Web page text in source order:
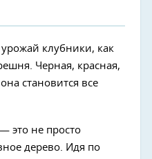
клубники, как
Черная, красная,
становится все
это не просто
дерево. Идя по